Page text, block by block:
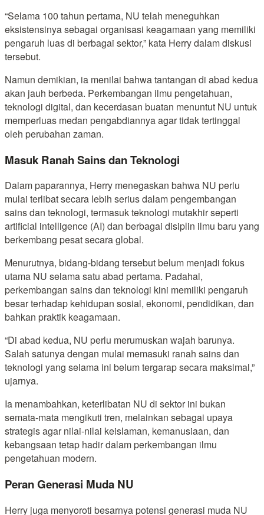
“Selama 100 tahun pertama, NU telah meneguhkan
eksistensinya sebagai organisasi keagamaan yang memiliki
pengaruh luas di berbagai sektor,” kata Herry dalam diskusi
tersebut.
Namun demikian, ia menilai bahwa tantangan di abad kedua
akan jauh berbeda. Perkembangan ilmu pengetahuan,
teknologi digital, dan kecerdasan buatan menuntut NU untuk
memperluas medan pengabdiannya agar tidak tertinggal
oleh perubahan zaman.
Masuk Ranah Sains dan Teknologi
Dalam paparannya, Herry menegaskan bahwa NU perlu
mulai terlibat secara lebih serius dalam pengembangan
sains dan teknologi, termasuk teknologi mutakhir seperti
artificial intelligence (AI) dan berbagai disiplin ilmu baru yang
berkembang pesat secara global.
Menurutnya, bidang-bidang tersebut belum menjadi fokus
utama NU selama satu abad pertama. Padahal,
perkembangan sains dan teknologi kini memiliki pengaruh
besar terhadap kehidupan sosial, ekonomi, pendidikan, dan
bahkan praktik keagamaan.
“Di abad kedua, NU perlu merumuskan wajah barunya.
Salah satunya dengan mulai memasuki ranah sains dan
teknologi yang selama ini belum tergarap secara maksimal,”
ujarnya.
Ia menambahkan, keterlibatan NU di sektor ini bukan
semata-mata mengikuti tren, melainkan sebagai upaya
strategis agar nilai-nilai keislaman, kemanusiaan, dan
kebangsaan tetap hadir dalam perkembangan ilmu
pengetahuan modern.
Peran Generasi Muda NU
Herry juga menyoroti besarnya potensi generasi muda NU